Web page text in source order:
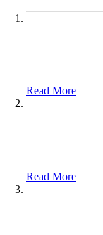
Read More
Read More